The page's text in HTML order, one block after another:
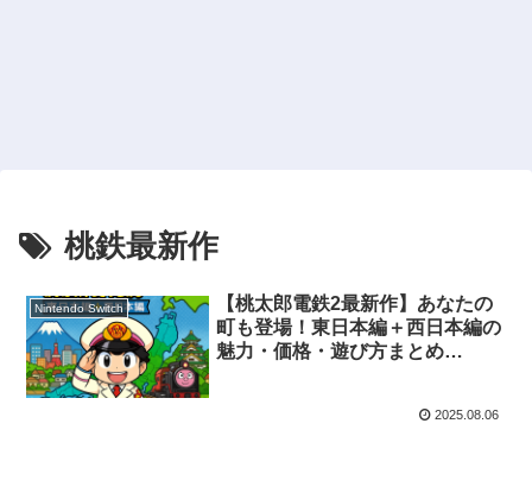
桃鉄最新作
Nintendo Switch
【桃太郎電鉄2最新作】あなたの
町も登場！東日本編＋西日本編の
魅力・価格・遊び方まとめ
2025.08.06